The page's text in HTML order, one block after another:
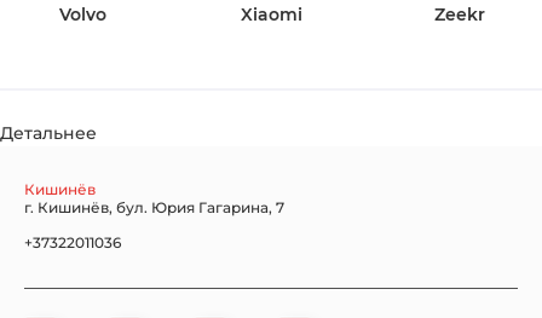
Volvo Xiaomi Zeekr
Детальнее
Кишинёв
г. Кишинёв, бул. Юрия Гагарина, 7
+37322011036